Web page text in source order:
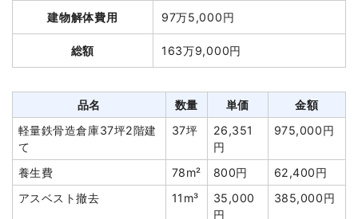
木造工場11坪1階建て
11坪
28,000
円
308,000円
て
坪
円
円
木造工場24坪1階建て
24坪
26,000
円
624,000円
鉄骨造工場17坪1階建て 17坪
24,265
円
412,500円
養生費 1式
200,000円
建物解体費用 97万5,000円
総額 163万9,000円
品名 数量 単価
金額
軽量鉄骨造倉庫37坪2階建
て
37坪
26,351
円
975,000円
養生費 78m² 800円
62,400円
アスベスト撤去
11m³
35,000
円
385,000円